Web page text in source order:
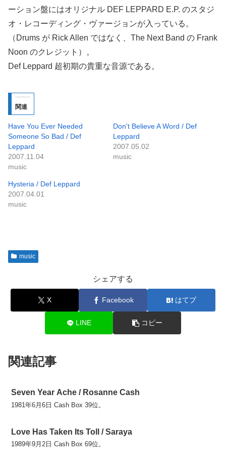
ーション盤にはオリジナル DEF LEPPARD E.P. のスタジ
オ・レコーディング・ヴァージョンが入っている。
（Drums が Rick Allen ではなく、The Next Band の Frank
Noon のクレジット）。
Def Leppard 超初期の貴重な音源である。
関連
Have You Ever Needed
Someone So Bad / Def
Leppard
2007.11.04
music
Don't Believe A Word / Def
Leppard
2007.05.02
music
Hysteria / Def Leppard
2007.04.01
music
music
シェアする
X Facebook はてブ
LINE コピー
関連記事
Seven Year Ache / Rosanne Cash
1981年6月6日 Cash Box 39位。
Love Has Taken Its Toll / Saraya
1989年9月2日 Cash Box 69位。